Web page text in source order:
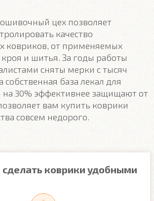
цех позволяет
качество
ковриков, от применяемых
и шитья. За годы работы
сняты мерки с тысяч
база лекал для
на 30% эффективнее защищают от
вам купить коврики
совсем недорого.
коврики удобными